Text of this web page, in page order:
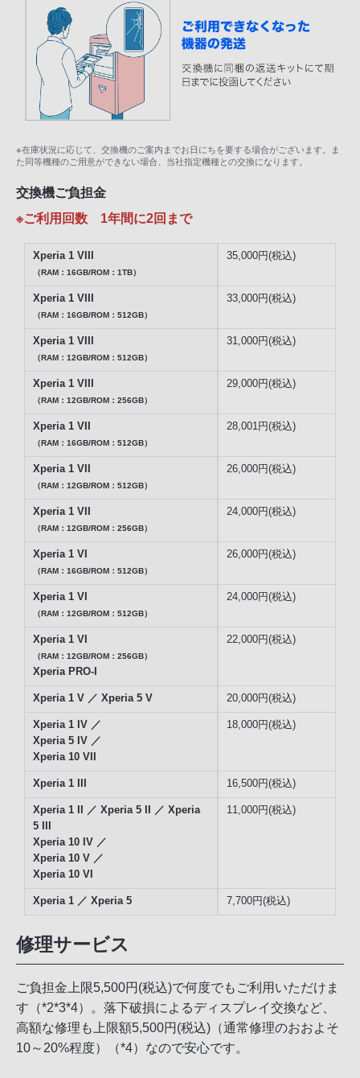
※在庫状況に応じて、交換機のご案内までお日にちを要する場合がございます。ま
た同等機種のご用意ができない場合、当社指定機種との交換になります。
交換機ご負担金
※ご利用回数 1年間に2回まで
Xperia 1 VIII
（RAM：16GB/ROM：1TB）
35,000円(税込)
Xperia 1 VIII
（RAM：16GB/ROM：512GB）
33,000円(税込)
Xperia 1 VIII
（RAM：12GB/ROM：512GB）
31,000円(税込)
Xperia 1 VIII
（RAM：12GB/ROM：256GB）
29,000円(税込)
Xperia 1 VII
（RAM：16GB/ROM：512GB）
28,001円(税込)
Xperia 1 VII
（RAM：12GB/ROM：512GB）
26,000円(税込)
Xperia 1 VII
（RAM：12GB/ROM：256GB）
24,000円(税込)
Xperia 1 VI
（RAM：16GB/ROM：512GB）
26,000円(税込)
Xperia 1 VI
（RAM：12GB/ROM：512GB）
24,000円(税込)
Xperia 1 VI
（RAM：12GB/ROM：256GB）
Xperia PRO-I
22,000円(税込)
Xperia 1 V ／ Xperia 5 V 20,000円(税込)
Xperia 1 IV ／
Xperia 5 IV ／
Xperia 10 VII
18,000円(税込)
Xperia 1 III 16,500円(税込)
Xperia 1 II ／ Xperia 5 II ／ Xperia
5 III
Xperia 10 IV ／
Xperia 10 V ／
Xperia 10 VI
11,000円(税込)
Xperia 1 ／ Xperia 5 7,700円(税込)
修理サービス
ご負担金上限5,500円(税込)で何度でもご利用いただけま
す（*2*3*4）。落下破損によるディスプレイ交換など、
高額な修理も上限額5,500円(税込)（通常修理のおおよそ
10～20%程度）（*4）なので安心です。